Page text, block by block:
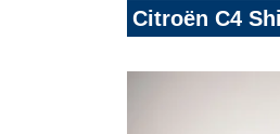
Citroën C4